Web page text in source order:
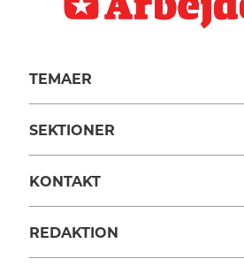
TEMAER
SEKTIONER
KONTAKT
REDAKTION